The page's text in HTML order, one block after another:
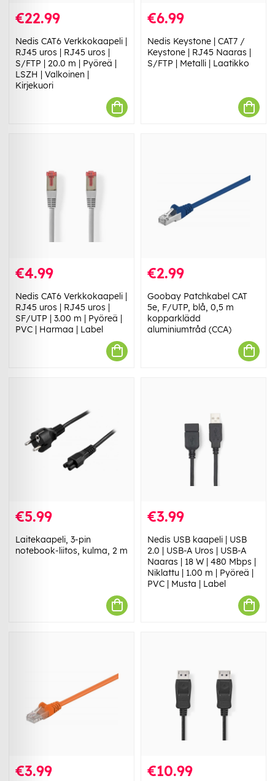
€22.99
Nedis CAT6 Verkkokaapeli |
RJ45 uros | RJ45 uros |
S/FTP | 20.0 m | Pyöreä |
LSZH | Valkoinen |
Kirjekuori
€6.99
Nedis Keystone | CAT7 /
Keystone | RJ45 Naaras |
S/FTP | Metalli | Laatikko
€4.99
Nedis CAT6 Verkkokaapeli |
RJ45 uros | RJ45 uros |
SF/UTP | 3.00 m | Pyöreä |
PVC | Harmaa | Label
€2.99
Goobay Patchkabel CAT
5e, F/UTP, blå, 0,5 m
kopparklädd
aluminiumtråd (CCA)
€5.99
Laitekaapeli, 3-pin
notebook-liitos, kulma, 2 m
€3.99
Nedis USB kaapeli | USB
2.0 | USB-A Uros | USB-A
Naaras | 18 W | 480 Mbps |
Niklattu | 1.00 m | Pyöreä |
PVC | Musta | Label
€3.99 €10.99